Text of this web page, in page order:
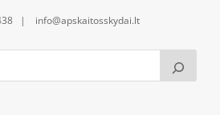
| info@apskaitosskydai.lt